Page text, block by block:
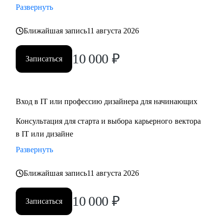
• Для дизайнеров, UI, UX, продуктовых дизайнеров
• Тем, кто хочет стать дизайнером в IT
• Тем, кто хочет войти в IT и начать строить карьеру с нуля,
но не знает с чего начать
Обращайся ко мне, если нужна помощь с
определением куда и как расти
Развернуть
Ближайшая запись11 августа 2026
Записаться 10 000 ₽
Вход в IT или профессию дизайнера для начинающих
Консультация для старта и выбора карьерного вектора
в IT или дизайне
Развернуть
Ближайшая запись11 августа 2026
Записаться 10 000 ₽